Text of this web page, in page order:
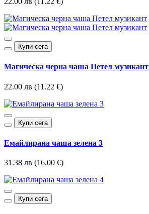
Купи сега
Магическа черна чаша Петел музикант
22.00 лв (11.22 €)
Купи сега
Емайлирана чаша зелена 3
31.38 лв (16.00 €)
Купи сега